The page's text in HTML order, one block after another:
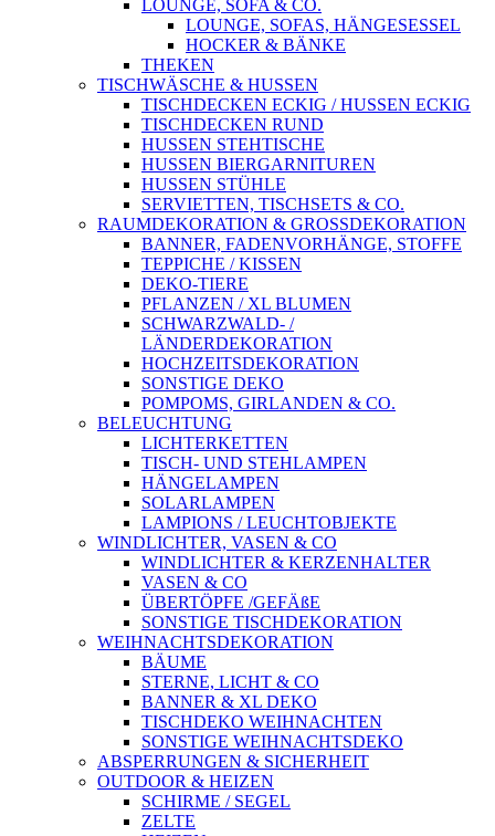
LOUNGE, SOFA & CO.
LOUNGE, SOFAS, HÄNGESESSEL
HOCKER & BÄNKE
THEKEN
TISCHWÄSCHE & HUSSEN
TISCHDECKEN ECKIG / HUSSEN ECKIG
TISCHDECKEN RUND
HUSSEN STEHTISCHE
HUSSEN BIERGARNITUREN
HUSSEN STÜHLE
SERVIETTEN, TISCHSETS & CO.
RAUMDEKORATION & GROSSDEKORATION
BANNER, FADENVORHÄNGE, STOFFE
TEPPICHE / KISSEN
DEKO-TIERE
PFLANZEN / XL BLUMEN
SCHWARZWALD- /
LÄNDERDEKORATION
HOCHZEITSDEKORATION
SONSTIGE DEKO
POMPOMS, GIRLANDEN & CO.
BELEUCHTUNG
LICHTERKETTEN
TISCH- UND STEHLAMPEN
HÄNGELAMPEN
SOLARLAMPEN
LAMPIONS / LEUCHTOBJEKTE
WINDLICHTER, VASEN & CO
WINDLICHTER & KERZENHALTER
VASEN & CO
ÜBERTÖPFE /GEFÄßE
SONSTIGE TISCHDEKORATION
WEIHNACHTSDEKORATION
BÄUME
STERNE, LICHT & CO
BANNER & XL DEKO
TISCHDEKO WEIHNACHTEN
SONSTIGE WEIHNACHTSDEKO
ABSPERRUNGEN & SICHERHEIT
OUTDOOR & HEIZEN
SCHIRME / SEGEL
ZELTE